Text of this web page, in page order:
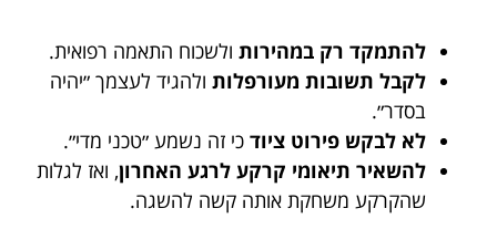
להתמקד רק במהירות ולשכוח התאמה רפואית.
לקבל תשובות מעורפלות ולהגיד לעצמך ״יהיה
בסדר״.
לא לבקש פירוט ציוד כי זה נשמע ״טכני מדי״.
להשאיר תיאומי קרקע לרגע האחרון, ואז לגלות
שהקרקע משחקת אותה קשה להשגה.